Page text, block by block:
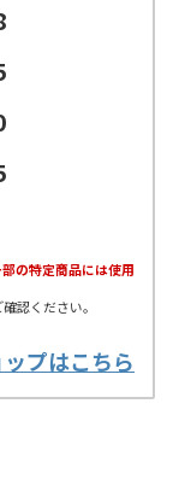
の特定商品には使用
認ください。
プはこちら